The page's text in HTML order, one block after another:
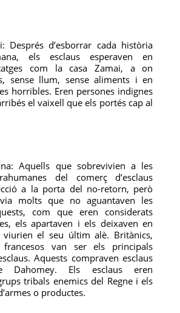
Després d’esborrar cada història
els esclaus esperaven en
com la casa Zamai, a on
sense llum, sense aliments i en
horribles. Eren persones indignes
el vaixell que els portés cap al
Aquells que sobrevivien a les
del comerç d’esclaus
a la porta del no-retorn, però
molts que no aguantaven les
com que eren considerats
els apartaven i els deixaven en
el seu últim alè. Britànics,
francesos van ser els principals
Aquests compraven esclaus
Dahomey. Els esclaus eren
tribals enemics del Regne i els
o productes.